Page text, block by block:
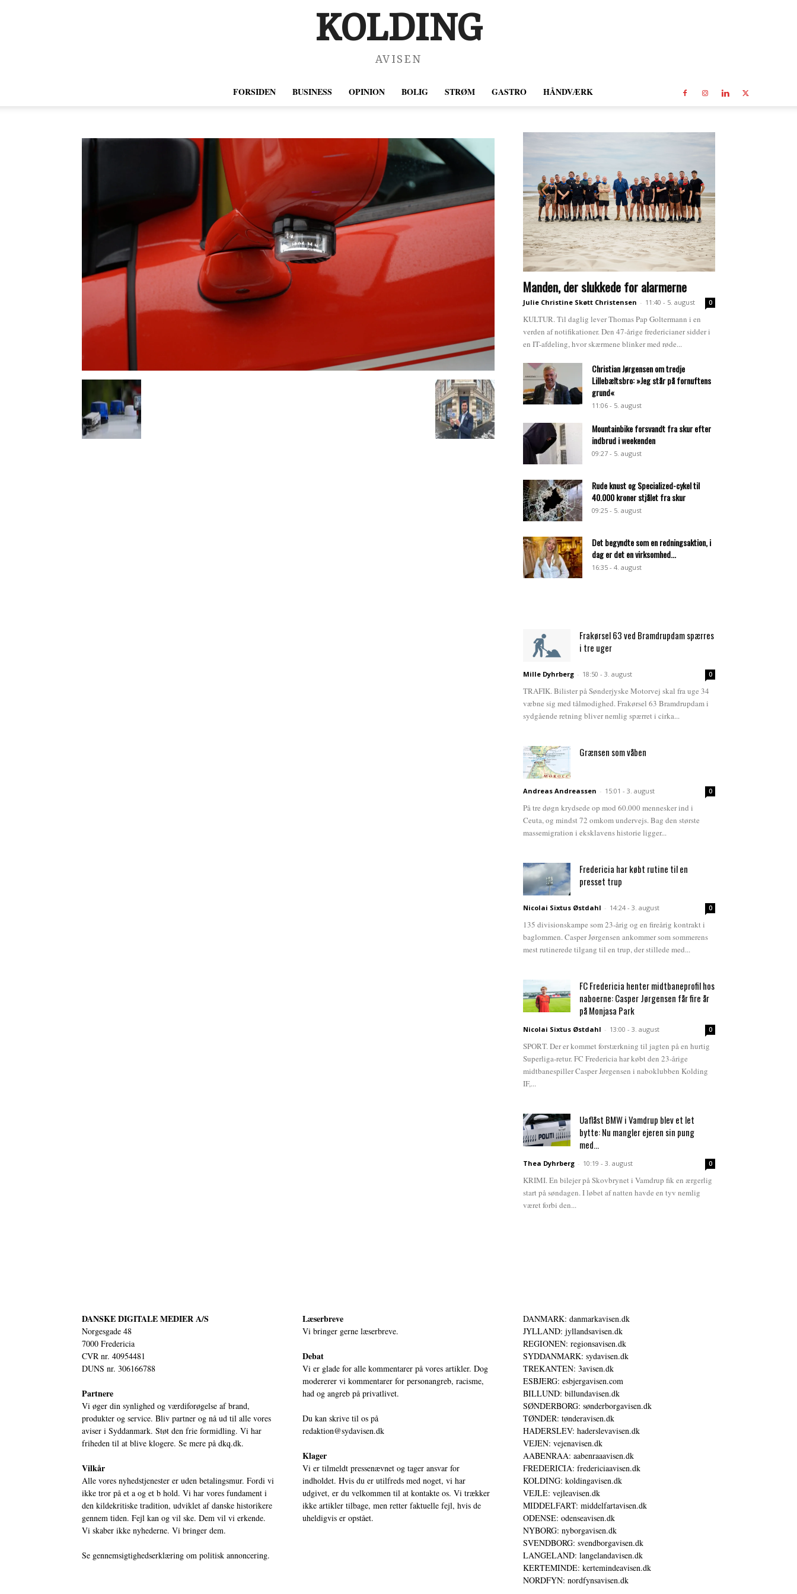
KOLDING
AVISEN
FORSIDEN BUSINESS OPINION BOLIG STRØM GASTRO HÅNDVÆRK
Manden, der slukkede for alarmerne
Julie Christine Skøtt Christensen - 11:40 - 5. august 0
KULTUR. Til daglig lever Thomas Pap Goltermann i en
verden af notifikationer. Den 47-årige fredericianer sidder i
en IT-afdeling, hvor skærmene blinker med røde...
Christian Jørgensen om tredje
Lillebæltsbro: »Jeg står på fornuftens
grund«
11:06 - 5. august
Mountainbike forsvandt fra skur efter
indbrud i weekenden
09:27 - 5. august
Rude knust og Specialized-cykel til
40.000 kroner stjålet fra skur
09:25 - 5. august
Det begyndte som en redningsaktion, i
dag er det en virksomhed...
16:35 - 4. august
Frakørsel 63 ved Bramdrupdam spærres
i tre uger
Mille Dyhrberg - 18:50 - 3. august 0
TRAFIK. Bilister på Sønderjyske Motorvej skal fra uge 34
væbne sig med tålmodighed. Frakørsel 63 Bramdrupdam i
sydgående retning bliver nemlig spærret i cirka...
Grænsen som våben
Andreas Andreassen - 15:01 - 3. august 0
På tre døgn krydsede op mod 60.000 mennesker ind i
Ceuta, og mindst 72 omkom undervejs. Bag den største
massemigration i eksklavens historie ligger...
Fredericia har købt rutine til en
presset trup
Nicolai Sixtus Østdahl - 14:24 - 3. august 0
135 divisionskampe som 23-årig og en fireårig kontrakt i
baglommen. Casper Jørgensen ankommer som sommerens
mest rutinerede tilgang til en trup, der stillede med...
FC Fredericia henter midtbaneprofil hos
naboerne: Casper Jørgensen får fire år
på Monjasa Park
Nicolai Sixtus Østdahl - 13:00 - 3. august 0
SPORT. Der er kommet forstærkning til jagten på en hurtig
Superliga-retur. FC Fredericia har købt den 23-årige
midtbanespiller Casper Jørgensen i naboklubben Kolding
IF,...
Uaflåst BMW i Vamdrup blev et let
bytte: Nu mangler ejeren sin pung
med...
Thea Dyhrberg - 10:19 - 3. august 0
KRIMI. En bilejer på Skovbrynet i Vamdrup fik en ærgerlig
start på søndagen. I løbet af natten havde en tyv nemlig
været forbi den...
DANSKE DIGITALE MEDIER A/S
Norgesgade 48
7000 Fredericia
CVR nr. 40954481
DUNS nr. 306166788
Partnere
Vi øger din synlighed og værdiforøgelse af brand,
produkter og service. Bliv partner og nå ud til alle vores
aviser i Syddanmark. Støt den frie formidling. Vi har
friheden til at blive klogere. Se mere på dkq.dk.
Vilkår
Alle vores nyhedstjenester er uden betalingsmur. Fordi vi
ikke tror på et a og et b hold. Vi har vores fundament i
den kildekritiske tradition, udviklet af danske historikere
gennem tiden. Fejl kan og vil ske. Dem vil vi erkende.
Vi skaber ikke nyhederne. Vi bringer dem.
Se gennemsigtighedserklæring om politisk annoncering.
Læserbreve
Vi bringer gerne læserbreve.
Debat
Vi er glade for alle kommentarer på vores artikler. Dog
modererer vi kommentarer for personangreb, racisme,
had og angreb på privatlivet.
Du kan skrive til os på
redaktion@sydavisen.dk
Klager
Vi er tilmeldt pressenævnet og tager ansvar for
indholdet. Hvis du er utilfreds med noget, vi har
udgivet, er du velkommen til at kontakte os. Vi trækker
ikke artikler tilbage, men retter faktuelle fejl, hvis de
uheldigvis er opstået.
DANMARK: danmarkavisen.dk
JYLLAND: jyllandsavisen.dk
REGIONEN: regionsavisen.dk
SYDDANMARK: sydavisen.dk
TREKANTEN: 3avisen.dk
ESBJERG: esbjergavisen.com
BILLUND: billundavisen.dk
SØNDERBORG: sønderborgavisen.dk
TØNDER: tønderavisen.dk
HADERSLEV: haderslevavisen.dk
VEJEN: vejenavisen.dk
AABENRAA: aabenraaavisen.dk
FREDERICIA: fredericiaavisen.dk
KOLDING: koldingavisen.dk
VEJLE: vejleavisen.dk
MIDDELFART: middelfartavisen.dk
ODENSE: odenseavisen.dk
NYBORG: nyborgavisen.dk
SVENDBORG: svendborgavisen.dk
LANGELAND: langelandavisen.dk
KERTEMINDE: kertemindeavisen.dk
NORDFYN: nordfynsavisen.dk